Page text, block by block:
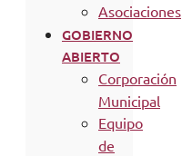
Asociaciones
GOBIERNO
ABIERTO
Corporación
Municipal
Equipo
de